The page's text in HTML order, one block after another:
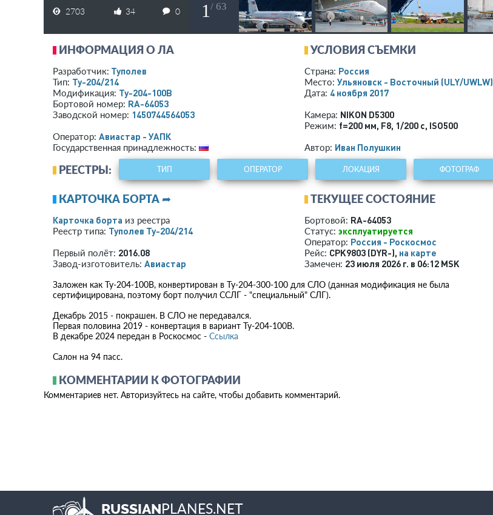
2703 34 0 1 / 63
ИНФОРМАЦИЯ О ЛА
Разработчик: Туполев
Тип: Ту-204/214
Модификация: Ту-204-100В
Бортовой номер: RA-64053
Заводской номер: 1450744564053
Оператор: Авиастар - УАПК
Государственная принадлежность:
УСЛОВИЯ СЪЕМКИ
Страна: Россия
Место: Ульяновск - Восточный (ULY/UWLW)
Дата: 4 ноября 2017
Камера: NIKON D5300
Режим: f=200 мм, F8, 1/200 с, ISO500
Автор: Иван Полушкин
РЕЕСТРЫ: ТИП ОПЕРАТОР ЛОКАЦИЯ ФОТОГРАФ
КАРТОЧКА БОРТА ➦
Карточка борта из реестра
Реестр типа: Туполев Ту-204/214
Первый полёт: 2016.08
Завод-изготовитель: Авиастар
ТЕКУЩЕЕ СОСТОЯНИЕ
Бортовой: RA-64053
Статус: эксплуатируется
Оператор: Россия - Роскосмос
Рейс: CPK9803 (DYR-), на карте
Замечен: 23 июля 2026 г. в 06:12 MSK
Заложен как Ту-204-100В, конвертирован в Ту-204-300-100 для СЛО (данная модификация не была
сертифицирована, поэтому борт получил ССЛГ - "специальный" СЛГ).
Декабрь 2015 - покрашен. В СЛО не передавался.
Первая половина 2019 - конвертация в вариант Ту-204-100В.
В декабре 2024 передан в Роскосмос - Ссылка
Салон на 94 пасс.
КОММЕНТАРИИ К ФОТОГРАФИИ
Комментариев нет. Авторизуйтесь на сайте, чтобы добавить комментарий.
RUSSIANPLANES.NET